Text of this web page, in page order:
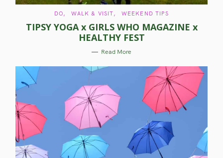
C
T
E
G
O
R
I
S
DO WALK & VISIT WEEKEND TIPS
TIPSY YOGA x GIRLS WHO MAGAZINE x
HEALTHY FEST
Read More